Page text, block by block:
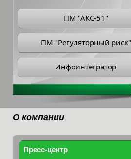
ПМ "АКС-51"
ПМ "Регуляторный риск"
Инфоинтегратор
О компании
Пресс-центр